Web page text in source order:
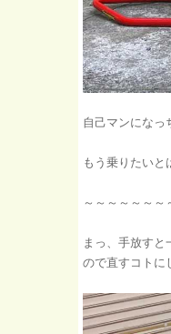
自己マンになっ
もう乗りたいと
～～～～～～
まっ、手放す
ので直すコトに